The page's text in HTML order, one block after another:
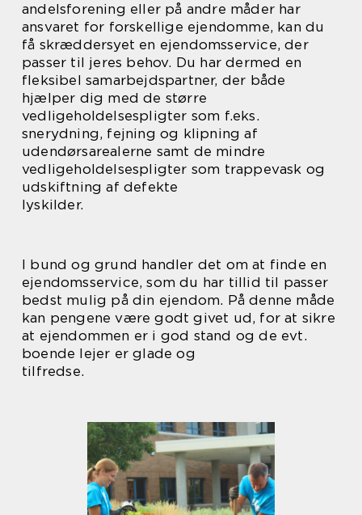
andelsforening eller på andre måder har
ansvaret for forskellige ejendomme, kan du
få skræddersyet en ejendomsservice, der
passer til jeres behov. Du har dermed en
fleksibel samarbejdspartner, der både
hjælper dig med de større
vedligeholdelsespligter som f.eks.
snerydning, fejning og klipning af
udendørsarealerne samt de mindre
vedligeholdelsespligter som trappevask og
udskiftning af defekte
lyskilder.
I bund og grund handler det om at finde en
ejendomsservice, som du har tillid til passer
bedst mulig på din ejendom. På denne måde
kan pengene være godt givet ud, for at sikre
at ejendommen er i god stand og de evt.
boende lejer er glade og
tilfredse.